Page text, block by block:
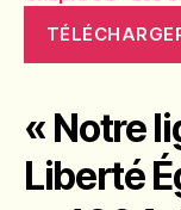
« Notre
Liberté